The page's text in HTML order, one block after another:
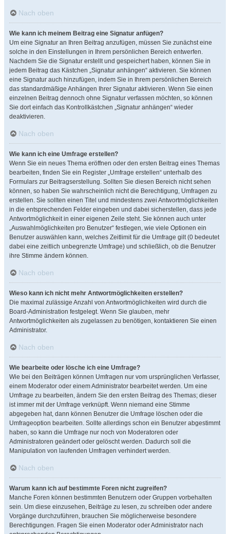
Nach oben
Wie kann ich meinem Beitrag eine Signatur anfügen?
Um eine Signatur an Ihren Beitrag anzufügen, müssen Sie zunächst eine
solche in den Einstellungen in Ihrem persönlichen Bereich entwerfen.
Nachdem Sie die Signatur erstellt und gespeichert haben, können Sie in
jedem Beitrag das Kästchen „Signatur anhängen“ aktivieren. Sie können
eine Signatur auch hinzufügen, indem Sie in Ihrem persönlichen Bereich
das standardmäßige Anhängen Ihrer Signatur aktivieren. Wenn Sie einen
einzelnen Beitrag dennoch ohne Signatur verfassen möchten, so können
Sie dort einfach das Kontrollkästchen „Signatur anhängen“ wieder
deaktivieren.
Nach oben
Wie kann ich eine Umfrage erstellen?
Wenn Sie ein neues Thema eröffnen oder den ersten Beitrag eines Themas
bearbeiten, finden Sie ein Register „Umfrage erstellen“ unterhalb des
Formulars zur Beitragserstellung. Sollten Sie diesen Bereich nicht sehen
können, so haben Sie wahrscheinlich nicht die Berechtigung, Umfragen zu
erstellen. Sie sollten einen Titel und mindestens zwei Antwortmöglichkeiten
in die entsprechenden Felder eingeben und dabei sicherstellen, dass jede
Antwortmöglichkeit in einer eigenen Zeile steht. Sie können auch unter
„Auswahlmöglichkeiten pro Benutzer“ festlegen, wie viele Optionen ein
Benutzer auswählen kann, welches Zeitlimit für die Umfrage gilt (0 bedeutet
dabei eine zeitlich unbegrenzte Umfrage) und schließlich, ob die Benutzer
ihre Stimme ändern können.
Nach oben
Wieso kann ich nicht mehr Antwortmöglichkeiten erstellen?
Die maximal zulässige Anzahl von Antwortmöglichkeiten wird durch die
Board-Administration festgelegt. Wenn Sie glauben, mehr
Antwortmöglichkeiten als zugelassen zu benötigen, kontaktieren Sie einen
Administrator.
Nach oben
Wie bearbeite oder lösche ich eine Umfrage?
Wie bei den Beiträgen können Umfragen nur vom ursprünglichen Verfasser,
einem Moderator oder einem Administrator bearbeitet werden. Um eine
Umfrage zu bearbeiten, ändern Sie den ersten Beitrag des Themas; dieser
ist immer mit der Umfrage verknüpft. Wenn niemand eine Stimme
abgegeben hat, dann können Benutzer die Umfrage löschen oder die
Umfrageoption bearbeiten. Sollte allerdings schon ein Benutzer abgestimmt
haben, so kann die Umfrage nur noch von Moderatoren oder
Administratoren geändert oder gelöscht werden. Dadurch soll die
Manipulation von laufenden Umfragen verhindert werden.
Nach oben
Warum kann ich auf bestimmte Foren nicht zugreifen?
Manche Foren können bestimmten Benutzern oder Gruppen vorbehalten
sein. Um diese einzusehen, Beiträge zu lesen, zu schreiben oder andere
Vorgänge durchzuführen, brauchen Sie möglicherweise besondere
Berechtigungen. Fragen Sie einen Moderator oder Administrator nach